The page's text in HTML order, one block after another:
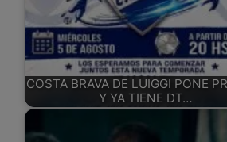
COSTA BRAVA DE LUIGGI PONE
Y YA TIENE DT…